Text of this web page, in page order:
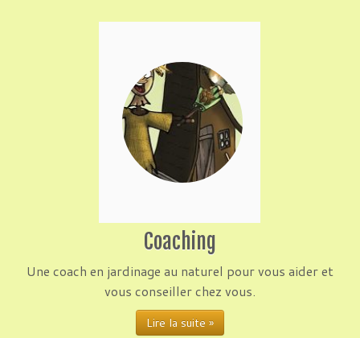
Coaching
Une coach en jardinage au naturel pour vous aider et
vous conseiller chez vous.
Lire la suite »